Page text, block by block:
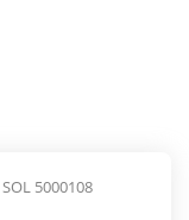
SOL 5000108